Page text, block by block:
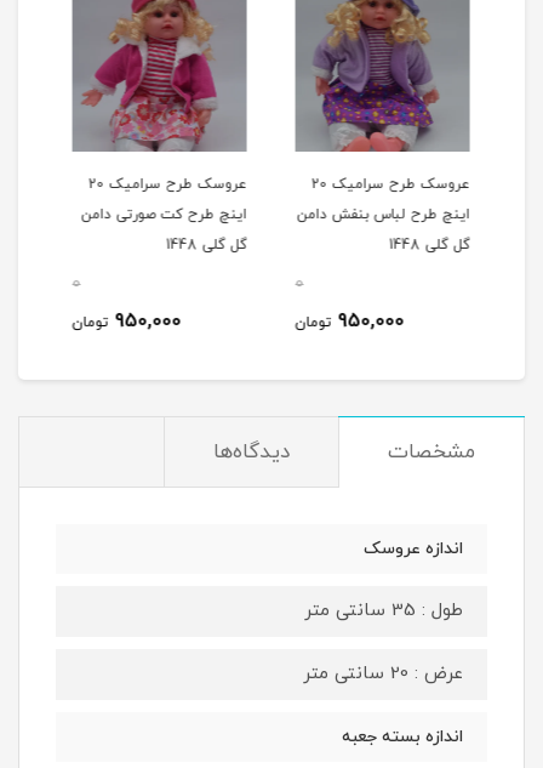
عروسک طرح سرامیک 20
اینچ طرح لباس بنفش دامن
گل گلی 1448
0
950,000 تومان
عروسک طرح سرامیک 20
اینچ طرح کت صورتی دامن
گل گلی 1448
0
950,000 تومان
مشخصات دیدگاه‌ها
اندازه عروسک
طول : 35 سانتی متر
عرض : 20 سانتی متر
اندازه بسته جعبه